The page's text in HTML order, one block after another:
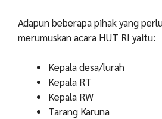
Adapun beberapa pihak yang
merumuskan acara HUT RI yaitu:
Kepala desa/lurah
Kepala RT
Kepala RW
Tarang Karuna